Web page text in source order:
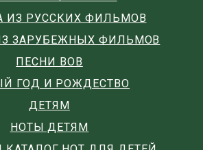
ИЗ РУССКИХ ФИЛЬМОВ
ЗАРУБЕЖНЫХ ФИЛЬМОВ
ПЕСНИ ВОВ
ГОД И РОЖДЕСТВО
ДЕТЯМ
НОТЫ ДЕТЯМ